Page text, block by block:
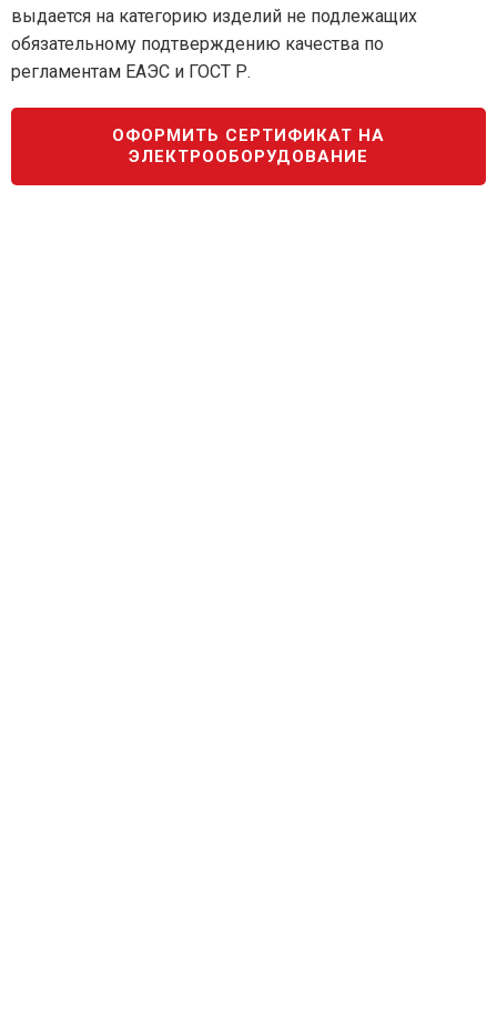
выдается на категорию изделий не подлежащих
обязательному подтверждению качества по
регламентам ЕАЭС и ГОСТ Р.
ОФОРМИТЬ СЕРТИФИКАТ НА
ЭЛЕКТРООБОРУДОВАНИЕ